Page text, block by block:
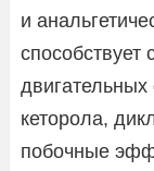
и
кеторола,
побочные